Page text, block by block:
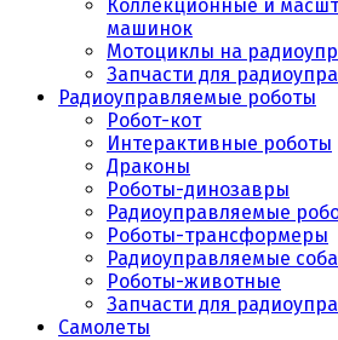
Коллекционные и
машинок
Мотоциклы на
Запчасти для
Радиоуправляемые роботы
Робот-кот
Интерактивные роботы
Драконы
Роботы-динозавры
Радиоуправляемые
Роботы-трансформеры
Радиоуправляемые
Роботы-животные
Запчасти для
Самолеты